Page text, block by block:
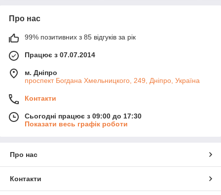
Про нас
99% позитивних з 85 відгуків за рік
Працює з 07.07.2014
м. Дніпро
проспект Богдана Хмельницкого, 249, Дніпро, Україна
Контакти
Сьогодні працює з 09:00 до 17:30
Показати весь графік роботи
Про нас
Контакти